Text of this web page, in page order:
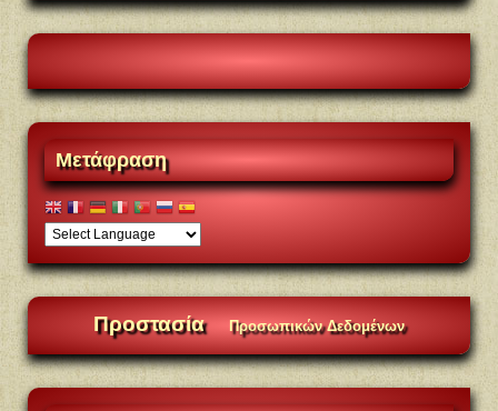
Μετάφραση
Προστασία Προσωπικών Δεδομένων